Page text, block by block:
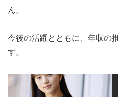
ん。
今後の活躍とともに、年収の
す。